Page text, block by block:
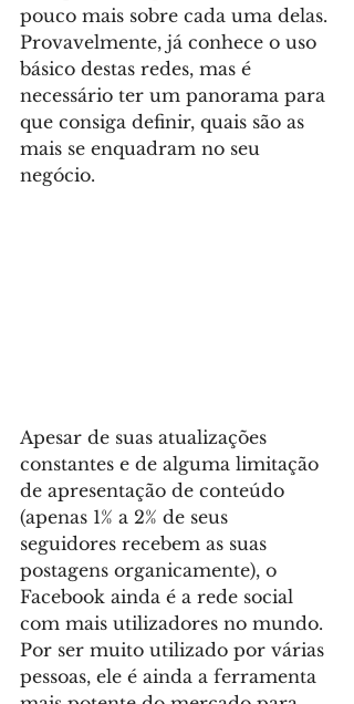
pouco mais sobre cada uma delas.
Provavelmente, já conhece o uso
básico destas redes, mas é
necessário ter um panorama para
que consiga definir, quais são as
mais se enquadram no seu
negócio.
Apesar de suas atualizações
constantes e de alguma limitação
de apresentação de conteúdo
(apenas 1% a 2% de seus
seguidores recebem as suas
postagens organicamente), o
Facebook ainda é a rede social
com mais utilizadores no mundo.
Por ser muito utilizado por várias
pessoas, ele é ainda a ferramenta